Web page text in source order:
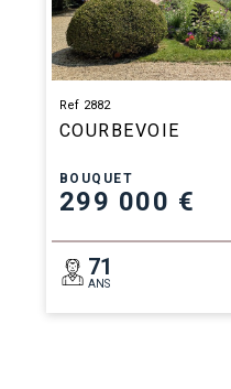
Ref 2882
COURBEVOIE
BOUQUET
299 000 €
71
ANS